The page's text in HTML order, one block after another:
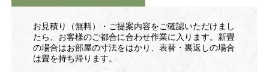
お見積り（無料）・ご提案内容をご確認いただけまし
たら、お客様のご都合に合わせ作業に入ります。新畳
の場合はお部屋の寸法をはかり、表替・裏返しの場合
は畳を持ち帰ります。